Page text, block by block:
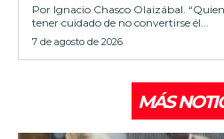
Por Ignacio Chasco Olaizábal.
tener cuidado de no convertirse él...
7 de agosto de 2026
MÁS